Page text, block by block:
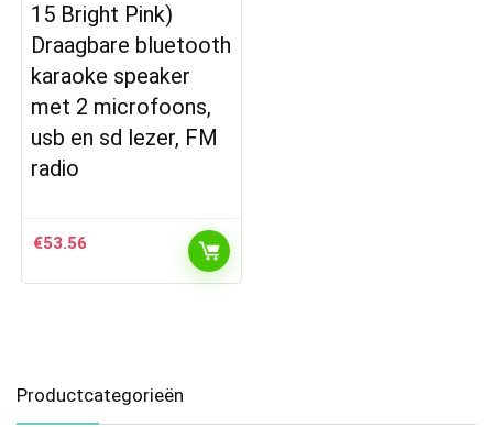
15 Bright Pink)
Draagbare bluetooth
karaoke speaker
met 2 microfoons,
usb en sd lezer, FM
radio
€53.56
Productcategorieën